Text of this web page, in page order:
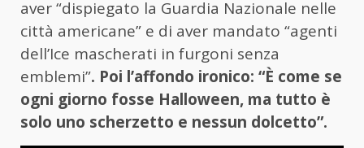
aver “dispiegato la Guardia Nazionale nelle
città americane” e di aver mandato “agenti
dell’Ice mascherati in furgoni senza
emblemi”. Poi l’affondo ironico: “È come se
ogni giorno fosse Halloween, ma tutto è
solo uno scherzetto e nessun dolcetto”.